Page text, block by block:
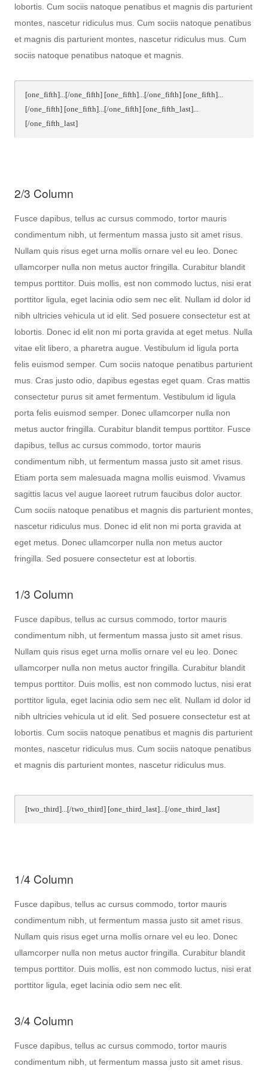
lobortis. Cum sociis natoque penatibus et magnis dis parturient
montes, nascetur ridiculus mus. Cum sociis natoque penatibus
et magnis dis parturient montes, nascetur ridiculus mus. Cum
sociis natoque penatibus natoque et magnis.
[one_fifth]...[/one_fifth] [one_fifth]...[/one_fifth] [one_fifth]...
[/one_fifth] [one_fifth]...[/one_fifth] [one_fifth_last]...
[/one_fifth_last]
2/3 Column
Fusce dapibus, tellus ac cursus commodo, tortor mauris
condimentum nibh, ut fermentum massa justo sit amet risus.
Nullam quis risus eget urna mollis ornare vel eu leo. Donec
ullamcorper nulla non metus auctor fringilla. Curabitur blandit
tempus porttitor. Duis mollis, est non commodo luctus, nisi erat
porttitor ligula, eget lacinia odio sem nec elit. Nullam id dolor id
nibh ultricies vehicula ut id elit. Sed posuere consectetur est at
lobortis. Donec id elit non mi porta gravida at eget metus. Nulla
vitae elit libero, a pharetra augue. Vestibulum id ligula porta
felis euismod semper. Cum sociis natoque penatibus parturient
mus. Cras justo odio, dapibus egestas eget quam. Cras mattis
consectetur purus sit amet fermentum. Vestibulum id ligula
porta felis euismod semper. Donec ullamcorper nulla non
metus auctor fringilla. Curabitur blandit tempus porttitor. Fusce
dapibus, tellus ac cursus commodo, tortor mauris
condimentum nibh, ut fermentum massa justo sit amet risus.
Etiam porta sem malesuada magna mollis euismod. Vivamus
sagittis lacus vel augue laoreet rutrum faucibus dolor auctor.
Cum sociis natoque penatibus et magnis dis parturient montes,
nascetur ridiculus mus. Donec id elit non mi porta gravida at
eget metus. Donec ullamcorper nulla non metus auctor
fringilla. Sed posuere consectetur est at lobortis.
1/3 Column
Fusce dapibus, tellus ac cursus commodo, tortor mauris
condimentum nibh, ut fermentum massa justo sit amet risus.
Nullam quis risus eget urna mollis ornare vel eu leo. Donec
ullamcorper nulla non metus auctor fringilla. Curabitur blandit
tempus porttitor. Duis mollis, est non commodo luctus, nisi erat
porttitor ligula, eget lacinia odio sem nec elit. Nullam id dolor id
nibh ultricies vehicula ut id elit. Sed posuere consectetur est at
lobortis. Cum sociis natoque penatibus et magnis dis parturient
montes, nascetur ridiculus mus. Cum sociis natoque penatibus
et magnis dis parturient montes, nascetur ridiculus mus.
[two_third]...[/two_third] [one_third_last]...[/one_third_last]
1/4 Column
Fusce dapibus, tellus ac cursus commodo, tortor mauris
condimentum nibh, ut fermentum massa justo sit amet risus.
Nullam quis risus eget urna mollis ornare vel eu leo. Donec
ullamcorper nulla non metus auctor fringilla. Curabitur blandit
tempus porttitor. Duis mollis, est non commodo luctus, nisi erat
porttitor ligula, eget lacinia odio sem nec elit.
3/4 Column
Fusce dapibus, tellus ac cursus commodo, tortor mauris
condimentum nibh, ut fermentum massa justo sit amet risus.